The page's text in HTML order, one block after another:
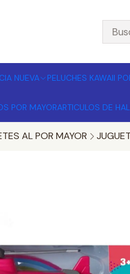
NUEVA PELUCHES KAWAII
POR MAYORARTICULOS DE
AL POR MAYOR